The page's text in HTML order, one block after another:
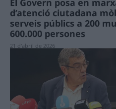
El Govern posa en
d’atenció ciutadana
serveis públics a 200
600.000 persones
21 d'abril de 2026